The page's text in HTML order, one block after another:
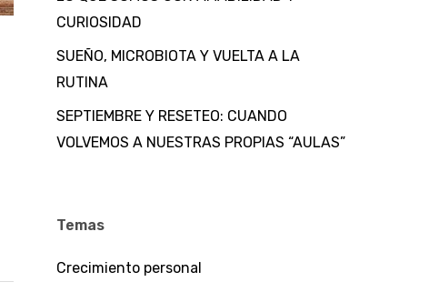
CURIOSIDAD
SUEÑO, MICROBIOTA Y VUELTA A LA
RUTINA
SEPTIEMBRE Y RESETEO: CUANDO
VOLVEMOS A NUESTRAS PROPIAS “AULAS”
Temas
Crecimiento personal